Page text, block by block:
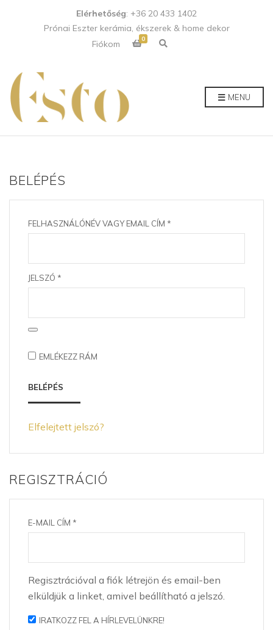
Elérhetőség: +36 20 433 1402
Prónai Eszter kerámia, ékszerek & home dekor
Fiókom
0 E
x
c
r
m
MENU
BELÉPÉS
FELHASZNÁLÓNÉV VAGY EMAIL CÍM *
JELSZÓ *
EMLÉKEZZ RÁM
BELÉPÉS
Elfelejtett jelszó?
REGISZTRÁCIÓ
E-MAIL CÍM *
Regisztrációval a fiók létrejön és email-ben
elküldjük a linket, amivel beállítható a jelszó.
IRATKOZZ FEL A HÍRLEVELÜNKRE!